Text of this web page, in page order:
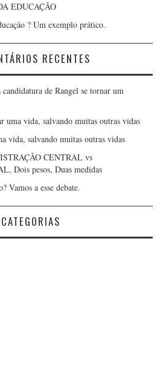
EDUCAÇÃO
? Um exemplo prático.
RECENTES
de Rangel se tornar um
uma vida, salvando muitas outras vidas
vida, salvando muitas outras vidas
CENTRAL vs
Dois pesos, Duas medidas
Vamos a esse debate.
CATEGORIAS